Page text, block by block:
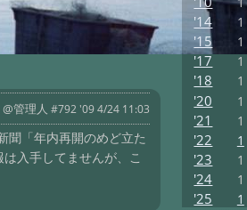
@管理人 #792 '09 4/24 11:03
聞「年内再開のめど立た
入手してませんが、こ
'14 1
'15 1
'17 1
'18 1
'20 1
'21 1
'22 1
'23 1
'24 1
'25 1